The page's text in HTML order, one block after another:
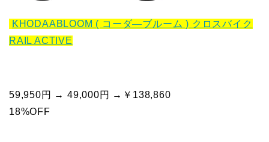
KHODAABLOOM ( コーダ―ブルーム ) クロスバイク
RAIL ACTIVE
59,950円 → 49,000円 →￥138,860
18%OFF